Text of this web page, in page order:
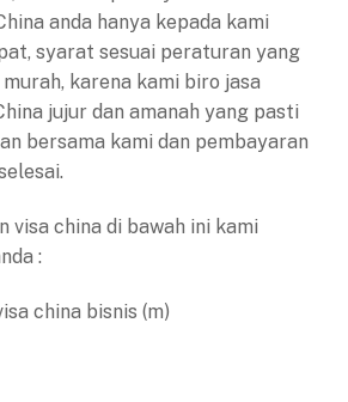
anda hanya kepada kami
syarat sesuai peraturan yang
karena kami biro jasa
jujur dan amanah yang pasti
bersama kami dan pembayaran
visa china di bawah ini kami
:
china bisnis (m)